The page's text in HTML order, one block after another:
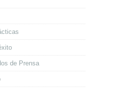
de Prensa